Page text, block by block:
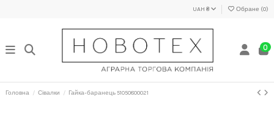
UAH ₴ Обране (0)
0
Головна Сівалки Гайка-баранець 51050800021